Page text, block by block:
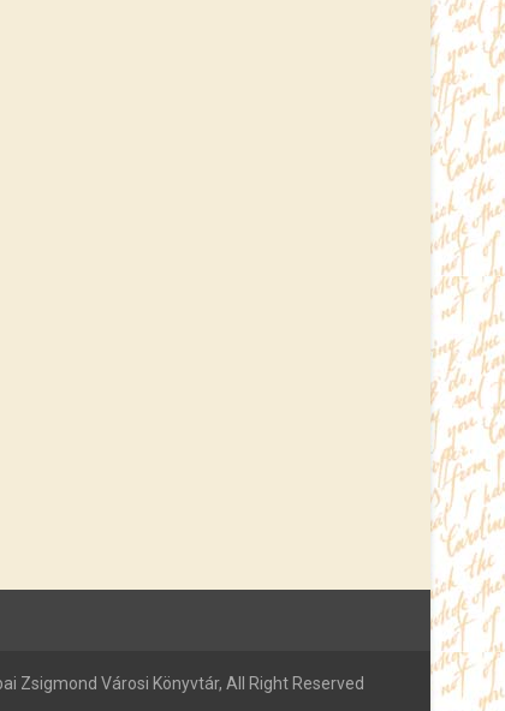
Zsigmond Városi Könyvtár, All Right Reserved